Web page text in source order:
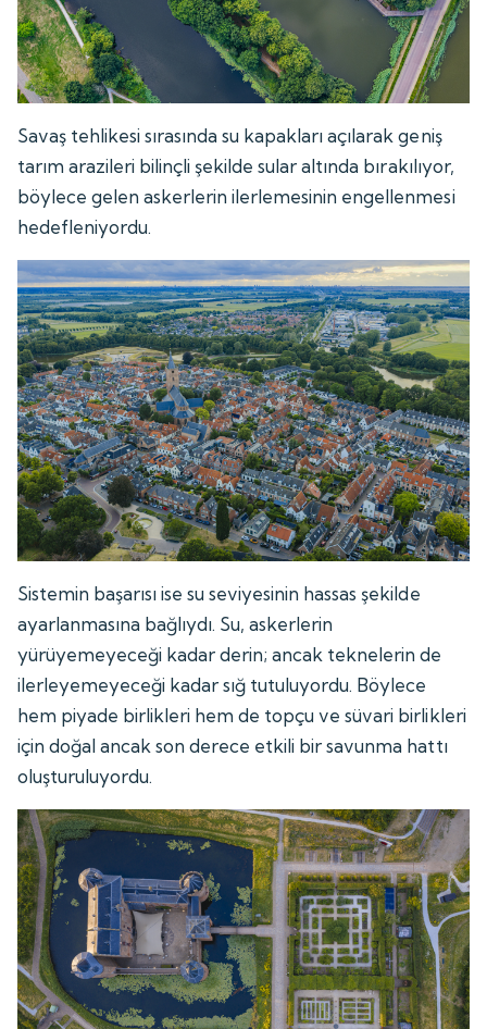
Savaş tehlikesi sırasında su kapakları açılarak geniş
tarım arazileri bilinçli şekilde sular altında bırakılıyor,
böylece gelen askerlerin ilerlemesinin engellenmesi
hedefleniyordu.
Sistemin başarısı ise su seviyesinin hassas şekilde
ayarlanmasına bağlıydı. Su, askerlerin
yürüyemeyeceği kadar derin; ancak teknelerin de
ilerleyemeyeceği kadar sığ tutuluyordu. Böylece
hem piyade birlikleri hem de topçu ve süvari birlikleri
için doğal ancak son derece etkili bir savunma hattı
oluşturuluyordu.